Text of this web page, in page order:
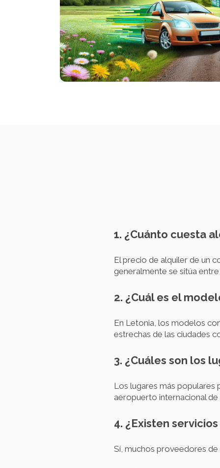
1. ¿Cuánto cuesta
El precio de alquiler de un
generalmente se sitúa
2. ¿Cuál es el
En Letonia, los modelos
estrechas de las ciudades
3. ¿Cuáles son los
Los lugares más populares
aeropuerto internacional de
4. ¿Existen
Sí, muchos proveedores